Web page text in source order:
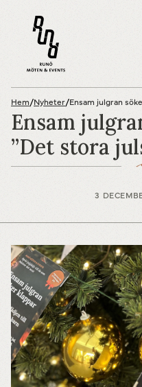
Hem/Nyheter/Ensam julgran
Ensam
”Det stora
3